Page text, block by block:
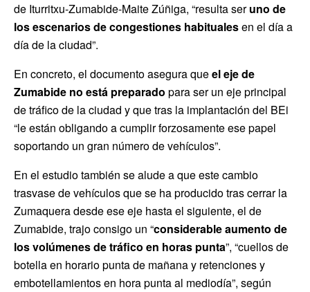
de Iturritxu-Zumabide-Maite Zúñiga, “resulta seruno de
los escenarios de congestiones habitualesen el día a
día de la ciudad”.
En concreto, el documento asegura queel eje de
Zumabide no está preparado para ser un eje principal
de tráfico de la ciudad y que tras la implantación del BEi
“le están obligando a cumplir forzosamente ese papel
soportando un gran número de vehículos”.
En el estudio también se alude a que este cambio
trasvase de vehículos que se ha producido tras cerrar la
Zumaquera desde ese eje hasta el siguiente, el de
Zumabide, trajo consigo un “considerable aumento de
los volúmenes de tráfico en horas punta”, “cuellos de
botella en horario punta de mañana y retenciones y
embotellamientos en hora punta al mediodía”, según